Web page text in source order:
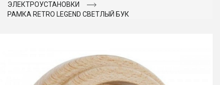
ЭЛЕКТРОУСТАНОВКИ
РАМКА RETRO LEGEND СВЕТЛЫЙ БУК